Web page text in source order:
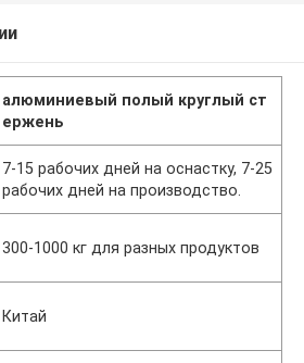
алюминиевый полый круглый ст
ержень
7-15 рабочих дней на оснастку, 7-25
рабочих дней на производство.
300-1000 кг для разных продуктов
Китай